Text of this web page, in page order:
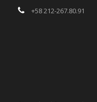
+58 212-267.80.91